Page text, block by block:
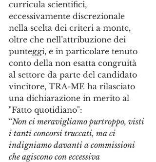
curricula scientifici,
eccessivamente discrezionale
nella scelta dei criteri a monte,
oltre che nell’attribuzione dei
punteggi, e in particolare tenuto
conto della non esatta congruità
al settore da parte del candidato
vincitore, TRA-ME ha rilasciato
una dichiarazione in merito al
"Fatto quotidiano":
“Non ci meravigliamo purtroppo, visti
i tanti concorsi truccati, ma ci
indigniamo davanti a commissioni
che agiscono con eccessiva